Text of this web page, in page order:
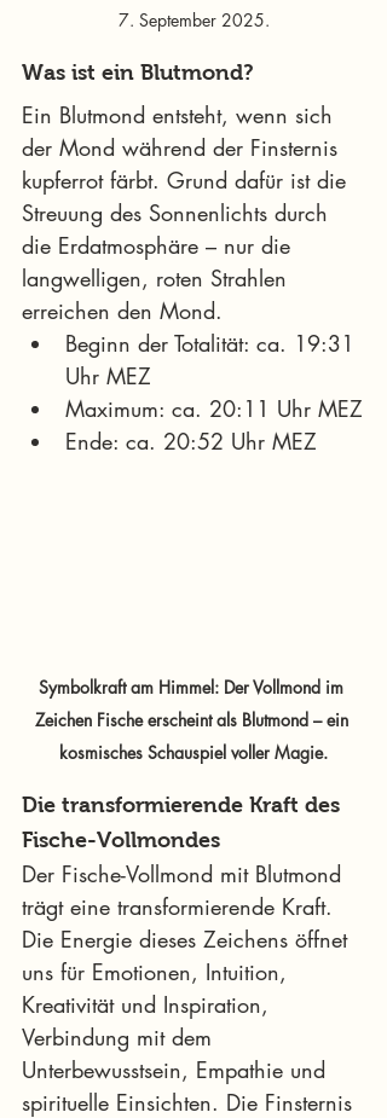
7. September 2025.
Was ist ein Blutmond?
Ein Blutmond entsteht, wenn sich
der Mond während der Finsternis
kupferrot färbt. Grund dafür ist die
Streuung des Sonnenlichts durch
die Erdatmosphäre – nur die
langwelligen, roten Strahlen
erreichen den Mond.
Beginn der Totalität: ca. 19:31
Uhr MEZ
Maximum: ca. 20:11 Uhr MEZ
Ende: ca. 20:52 Uhr MEZ
Symbolkraft am Himmel: Der Vollmond im
Zeichen Fische erscheint als Blutmond – ein
kosmisches Schauspiel voller Magie.
Die transformierende Kraft des
Fische-Vollmondes
Der Fische-Vollmond mit Blutmond
trägt eine transformierende Kraft.
Die Energie dieses Zeichens öffnet
uns für Emotionen, Intuition,
Kreativität und Inspiration,
Verbindung mit dem
Unterbewusstsein, Empathie und
spirituelle Einsichten. Die Finsternis